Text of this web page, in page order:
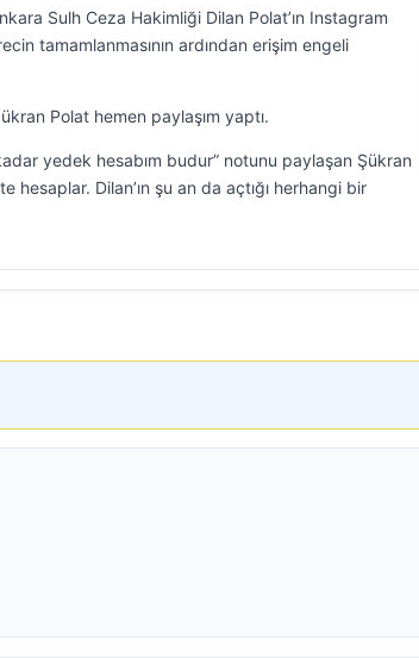
Sulh Ceza Hakimliği Dilan Polat’ın Instagram
tamamlanmasının ardından erişim engeli
Polat hemen paylaşım yaptı.
yedek hesabım budur” notunu paylaşan Şükran
hesaplar. Dilan’ın şu an da açtığı herhangi bir